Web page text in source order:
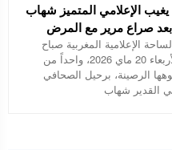
الإعلامي المتميز شهاب
صراع مرير مع المرض
الإعلامية المغربية صباح
اليوم الأربعاء 20 ماي 2026، واحداً من
الرصينة، برحيل الصحافي
القدير شهاب